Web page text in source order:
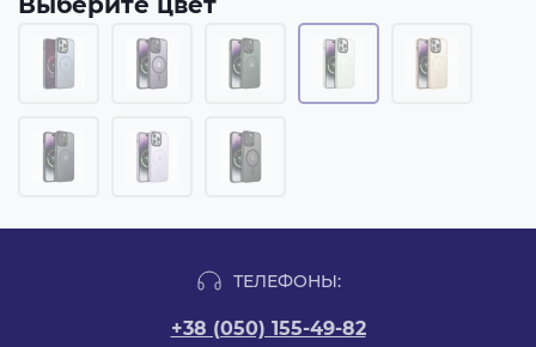
ТЕЛЕФОНЫ:
+38 (050) 155-49-82